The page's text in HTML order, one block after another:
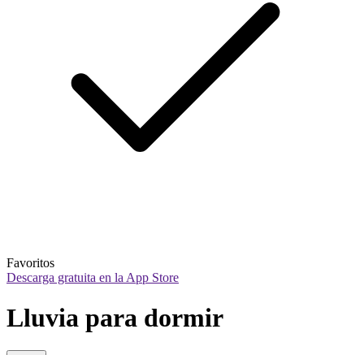
Favoritos
Descarga gratuita en la App Store
Lluvia para dormir